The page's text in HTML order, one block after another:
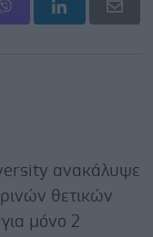
ανακάλυψε
θετικών
μόνο 2